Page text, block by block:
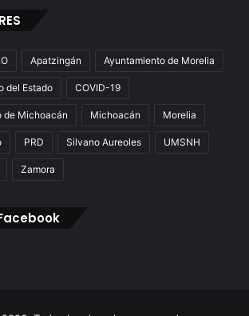
Apatzingán Ayuntamiento de Morelia
del Estado COVID-19
de Michoacán Michoacán Morelia
PRD Silvano Aureoles UMSNH
Zamora